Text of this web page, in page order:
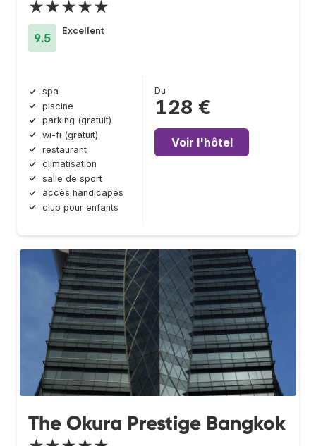
★★★★★
9.5
Excellent
spa
piscine
parking (gratuit)
wi-fi (gratuit)
restaurant
climatisation
salle de sport
accès handicapés
club pour enfants
Du
128 €
Voir l'hôtel
The Okura Prestige Bangkok